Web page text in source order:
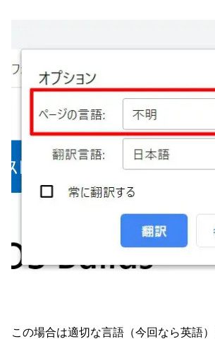
この場合は適切な言語（今回なら英語）